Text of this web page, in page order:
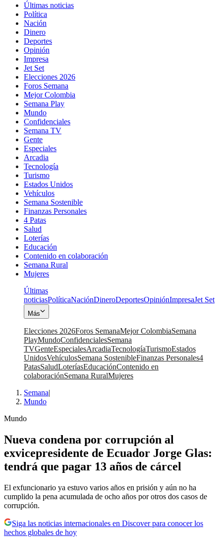
Últimas noticias
Política
Nación
Dinero
Deportes
Opinión
Impresa
Jet Set
Elecciones 2026
Foros Semana
Mejor Colombia
Semana Play
Mundo
Confidenciales
Semana TV
Gente
Especiales
Arcadia
Tecnología
Turismo
Estados Unidos
Vehículos
Semana Sostenible
Finanzas Personales
4 Patas
Salud
Loterías
Educación
Contenido en colaboración
Semana Rural
Mujeres
Últimas
noticiasPolíticaNaciónDineroDeportesOpiniónImpresaJet Set
Más
Elecciones 2026Foros SemanaMejor ColombiaSemana
PlayMundoConfidencialesSemana
TVGenteEspecialesArcadiaTecnologíaTurismoEstados
UnidosVehículosSemana SostenibleFinanzas Personales4
PatasSaludLoteríasEducaciónContenido en
colaboraciónSemana RuralMujeres
Semana|
Mundo
Mundo
Nueva condena por corrupción al
exvicepresidente de Ecuador Jorge Glas:
tendrá que pagar 13 años de cárcel
El exfuncionario ya estuvo varios años en prisión y aún no ha
cumplido la pena acumulada de ocho años por otros dos casos de
corrupción.
Siga las noticias internacionales en Discover para conocer los
hechos globales de hoy